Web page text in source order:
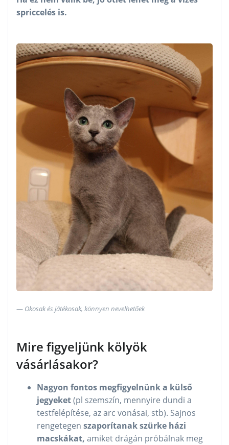
spriccelés is.
Okosak és játékosak, könnyen nevelhetőek
Mire figyeljünk kölyök
vásárlásakor?
Nagyon fontos megfigyelnünk a külső
jegyeket(pl szemszín, mennyire dundi a
testfelépítése, az arc vonásai, stb). Sajnos
rengetegen szaporítanak szürke házi
macskákat, amiket drágán próbálnak meg